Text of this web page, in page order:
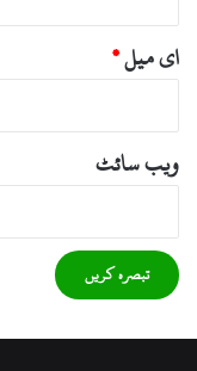
ای میل*
ویب‌ سائٹ